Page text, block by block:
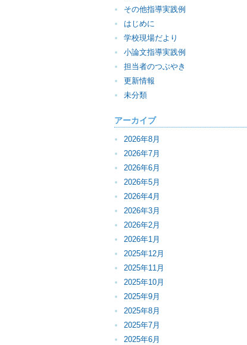
その他指導実践例
はじめに
学校現場だより
小論文指導実践例
担当者のつぶやき
更新情報
未分類
アーカイブ
2026年8月
2026年7月
2026年6月
2026年5月
2026年4月
2026年3月
2026年2月
2026年1月
2025年12月
2025年11月
2025年10月
2025年9月
2025年8月
2025年7月
2025年6月